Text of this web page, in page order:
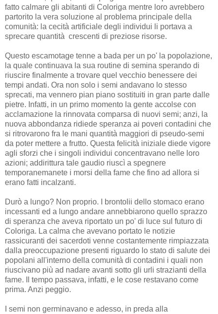
fatto calmare gli abitanti di Coloriga mentre loro avrebbero
partorito la vera soluzione al problema principale della
comunità: la cecità artificiale degli individui li portava a
sprecare quantità crescenti di preziose risorse.
Questo escamotage tenne a bada per un po' la popolazione,
la quale continuava la sua routine di semina sperando di
riuscire finalmente a trovare quel vecchio benessere dei
tempi andati. Ora non solo i semi andavano lo stesso
sprecati, ma vennero pian piano sostituiti in gran parte dalle
pietre. Infatti, in un primo momento la gente accolse con
acclamazione la rinnovata comparsa di nuovi semi; anzi, la
nuova abbondanza ridiede speranza ai poveri contadini che
si ritrovarono fra le mani quantità maggiori di pseudo-semi
da poter mettere a frutto. Questa felicità iniziale diede vigore
agli sforzi che i singoli individui concentravano nelle loro
azioni; addirittura tale gaudio riuscì a spegnere
temporanemanete i morsi della fame che fino ad allora si
erano fatti incalzanti.
Durò a lungo? Non proprio. I brontolii dello stomaco erano
incessanti ed a lungo andare annebbiarono quello sprazzo
di speranza che aveva riportato un po' di luce sul futuro di
Coloriga. La calma che avevano portato le notizie
rassicuranti dei sacerdoti venne costantemente rimpiazzata
dalla preoccupazione presenti riguardo lo stato di salute dei
popolani all'interno della comunità di contadini i quali non
riuscivano più ad nadare avanti sotto gli urli strazianti della
fame. Il tempo passava, infatti, e le cose restavano come
prima. Anzi peggio.
I semi non germinavano e adesso, in preda alla